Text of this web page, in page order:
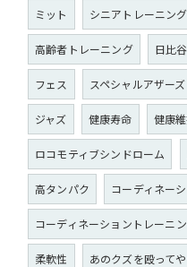
ミット シニアトレーニング
高齢者トレーニング 日比
フェス スペシャルアザーズ
ジャズ 健康寿命 健康
ロコモティブシンドローム
高タンパク コーディネー
コーディネーショントレーニ
柔軟性 あのクズを殴って